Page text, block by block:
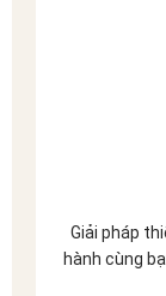
Giải pháp
hành cùng